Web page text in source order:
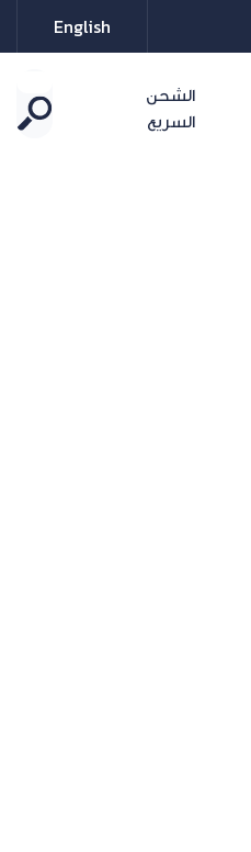
English
الشحن
السريع